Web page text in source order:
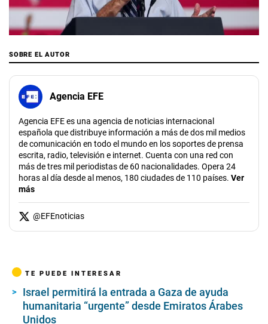
00:00
SOBRE EL AUTOR
Agencia EFE
Agencia EFE es una agencia de noticias internacional
española que distribuye información a más de dos mil medios
de comunicación en todo el mundo en los soportes de prensa
escrita, radio, televisión e internet. Cuenta con una red con
más de tres mil periodistas de 60 nacionalidades. Opera 24
horas al día desde al menos, 180 ciudades de 110 países. Ver
más
@EFEnoticias
TE PUEDE INTERESAR
Israel permitirá la entrada a Gaza de ayuda
humanitaria “urgente” desde Emiratos Árabes
Unidos